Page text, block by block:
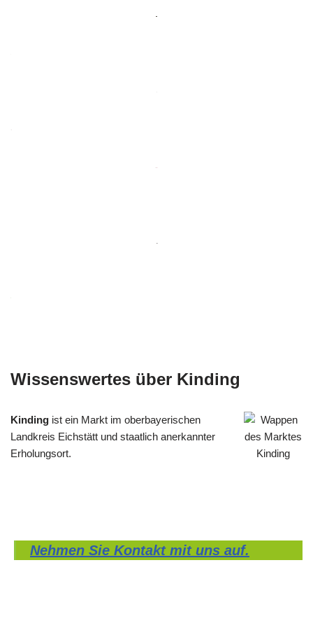
Wissenswertes über Kinding
Kinding ist ein Markt im oberbayerischen
Landkreis Eichstätt und staatlich anerkannter
Erholungsort.
Nehmen Sie Kontakt mit uns auf.